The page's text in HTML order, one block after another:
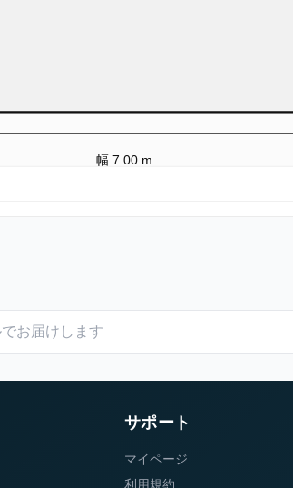
幅 7.00 m
サポート
マイページ
利用規約